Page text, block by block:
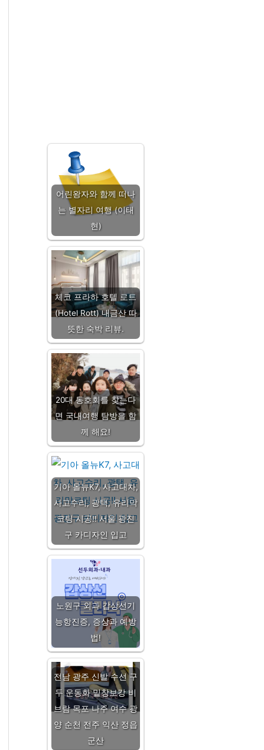
어린왕자와 함께 떠나
는 별자리 여행 (이태
현)
체코 프라하 호텔 로트
(Hotel Rott) 내금산 따
뜻한 숙박 리뷰.
20대 동호회를 찾는다
면 국내여행 탐방을 함
께 해요!
기아 올뉴K7, 사고대차,
사고수리, 광택, 유리막
코팅 시공!! 서울 광진
구 카디자인 입고
노원구 외과 갑상선기
능항진증, 증상과 예방
법!
전남 광주 신발 수선 구
두 운동화 밑창보강 비
브람 목포 나주 여수 광
양 순천 전주 익산 정읍
군산